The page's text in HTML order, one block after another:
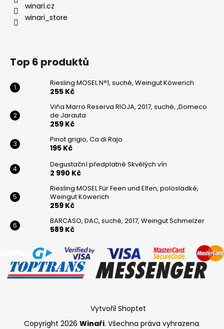
winari.cz
winari_store
Top 6 produktů
Riesling MOSEL N°1, suché, Weingut Köwerich
255 Kč
Viňa Marro Reserva RIOJA, 2017, suché, ,Domeco
de Jarauta
259 Kč
Pinot grigio, Ca di Rajo
195 Kč
Degustační předplatné Skvělých vín
2 990 Kč
Riesling MOSEL Für Feen und Elfen, polosladké,
Weingut Köwerich
259 Kč
BARCASO, DAC, suché, 2017, Weingut Schmelzer
589 Kč
Vytvořil Shoptet
Copyright 2026 Winaři. Všechna práva vyhrazena.